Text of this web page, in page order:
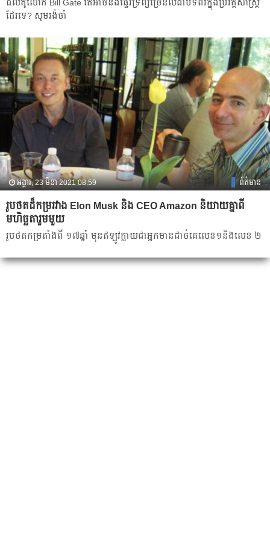
ដល់គូលោក Bill Gate តើ​អាច​នឹង​ផ្ទេរ​ទ្រព្យ​ច្រើន​លំដាប់ទីពីរ​​ក្នុង​ប្រវត្តិសាស្រ្ត
ដែរ​ទេ? សូមរង់ចាំ
អង្គារ, 23 មីនា 2021 08:59 ព័ត៌មាន
រូបថតដ៏កម្ររវាង Elon Musk និង CEO Amazon និយាយគ្នាពី
មហិច្ឆតារួមមួយ
រូបថតកម្រតាំងពី ១៧ឆ្នាំ មុន​ឥឡូវ​ក្លាយ​ជា​អ្នក​មាន​ដាច់​គេ​លេខ​១​និង​លេខ ២